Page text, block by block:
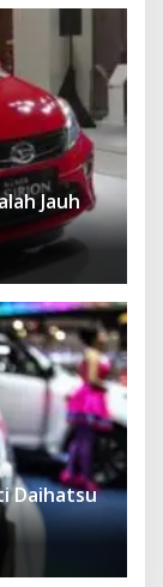
Jauh
Daihatsu